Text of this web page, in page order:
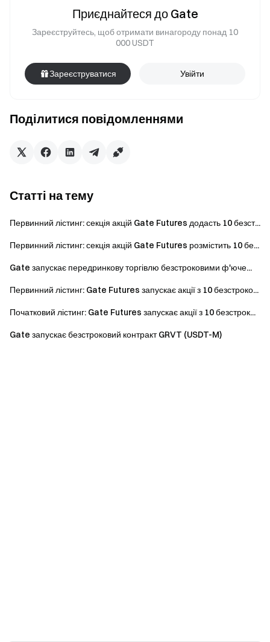
Торгуйте понад 4,900 криптовалют безпечно, швидко та
Почніть діяти зараз
привітальних винагород
Запрошуйте друзіві отримуйте 40% комісії
Відвідайте офіційний сайт Gate
Завантажте додаток Gate | Десктоп версію
Підпишіться на нас в X (Twitter)
бонусів
обговорювати актуальні теми
Приєднуйтесь до нашої глобальної спільноти
в курсі останніх подій
Перевірте наше 100% підтвердження резервів
Поділитися повідомленнями
Приєднайтеся до Gate
Зареєструйтесь, щоб отримати винагороду понад 10
000 USDT
Зареєструватися Увійти
Статті на тему
Первинний лістинг: секція акцій Gate Futures додасть 10 безст...
Первинний лістинг: секція акцій Gate Futures розмістить 10 бе...
Gate запускає передринкову торгівлю безстроковими ф'юче...
Первинний лістинг: Gate Futures запускає акції з 10 безстроко...
Початковий лістинг: Gate Futures запускає акції з 10 безстрок...
Gate запускає безстроковий контракт GRVT (USDT-M)